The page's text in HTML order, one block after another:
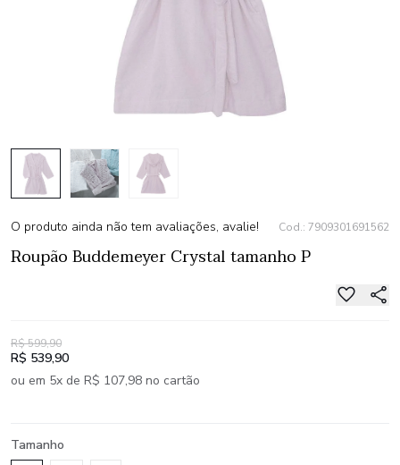
O produto ainda não tem avaliações, avalie! Cod.: 7909301691562
Roupão Buddemeyer Crystal tamanho P
R$ 599,90
R$ 539,90
ou em 5x de R$ 107,98 no cartão
Tamanho